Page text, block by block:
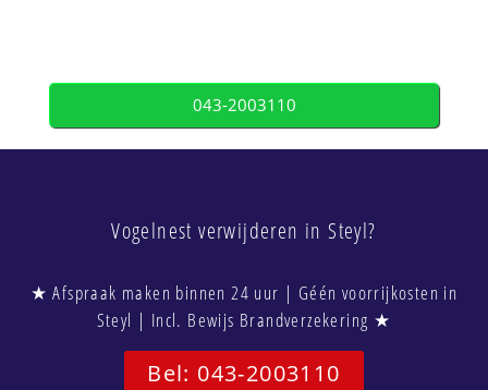
043-2003110
Vogelnest verwijderen in Steyl?
★ Afspraak maken binnen 24 uur | Géén voorrijkosten in
Steyl | Incl. Bewijs Brandverzekering ★
Bel: 043-2003110